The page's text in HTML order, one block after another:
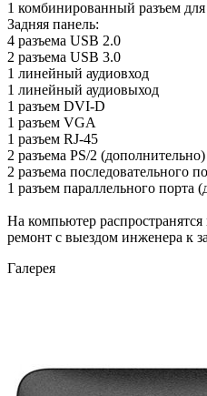
1 комбинированный разъем
Задняя панель:
4 разъема USB 2.0
2 разъема USB 3.0
1 линейный аудиовход
1 линейный аудиовыход
1 разъем DVI-D
1 разъем VGA
1 разъем RJ-45
2 разъема PS/2 (дополнительно)
2 разъема последовательного
1 разъем параллельного порта
На компьютер
ремонт с выездом инженера к
Галерея